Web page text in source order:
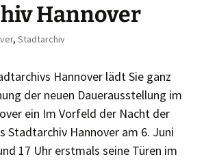
Hannover
, Stadtarchiv
Hannover lädt Sie ganz
der neuen Dauerausstellung im
ein Im Vorfeld der Nacht der
Stadtarchiv Hannover am 6. Juni
17 Uhr erstmals seine Türen im